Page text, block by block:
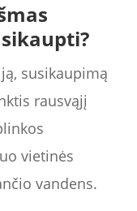
susikaupimą
rausvąjį
vietinės
vandens.